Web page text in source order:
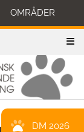
OMRÅDER
DM 2026